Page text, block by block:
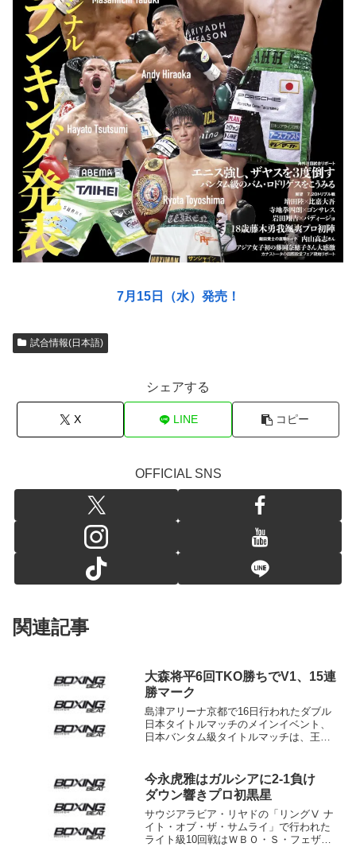
7月15日（水）発売！
試合情報(日本語)
シェアする
X LINE コピー
OFFICIAL SNS
関連記事
大森将平6回TKO勝ちでV1、15連
勝マーク
島津アリーナ京都で16日行われたダブル
日本タイトルマッチのメインイベント、
日本バンタム級タイトルマッチは、王者
防衛に成功した。WBO同級3位など3団体
で世界ラン...
今永虎雅はガルシアに2-1負け
ダウン響きプロ初黒星
サウジアラビア・リヤドの「リングⅤ ナ
イト・オブ・ザ・サムライ」で行われた
ライト級10回戦はＷＢＯ・Ｓ・フェザー